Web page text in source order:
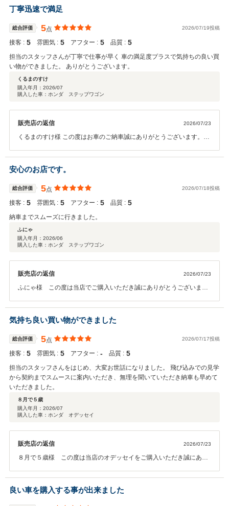
しく思っております。２０２３年１０月からは支払総額の表示が義務
付けられております。沢山のお客様に安心して中古車をご購入頂ける
様、今後も励んで参ります。太郎ママ様、これからもご家族の皆様と
素敵カーライフをお過ごしください。この度は本当にありがとうござ
いました。
丁寧迅速で満足
総合評価 5点 2026/07/19投稿
接客 : 5 雰囲気 : 5 アフター : 5 品質 : 5
担当のスタッフさんが丁寧で仕事が早く 車の満足度プラスで気持ちの良い買
い物ができました。 ありがとうございます。
くるまのすけ
購入年月： 2026/07
購入した車：ホンダ ステップワゴン
販売店の返信 2026/07/23
くるまのすけ様 この度はお車のご納車誠にありがとうございます。大
たらご連絡お待ちしておりますので よろしくお願いいたします。
安心のお店です。
総合評価 5点 2026/07/18投稿
接客 : 5 雰囲気 : 5 アフター : 5 品質 : 5
納車までスムーズに行きました。
ふにゃ
購入年月： 2026/06
購入した車：ホンダ ステップワゴン
販売店の返信 2026/07/23
ふにゃ様 この度は当店でご購入いただき誠にありがとうございまし
価をいただきいただき身に余る思いでございます。これからもどうぞ
よろしくお願いいたします。担当Ku
気持ち良い買い物ができました
総合評価 5点 2026/07/17投稿
接客 : 5 雰囲気 : 5 アフター : ‐ 品質 : 5
担当のスタッフさんをはじめ、大変お世話になりました。 飛び込みでの見学
から契約までスムースに案内いただき、無理を聞いていただき納車も早めて
いただきました。
８月で５歳
購入年月： 2026/07
購入した車：ホンダ オデッセイ
販売店の返信 2026/07/23
８月で５歳様 この度は当店のオデッセイをご購入いただき誠にあり
ます。スムースにお引き渡しができたのはご協力いただいたおかげで
ございます。 お車気にいっていただけて何よりです。これからもどう
ぞよろしくお願いいたします。担当Ku
良い車を購入する事が出来ました